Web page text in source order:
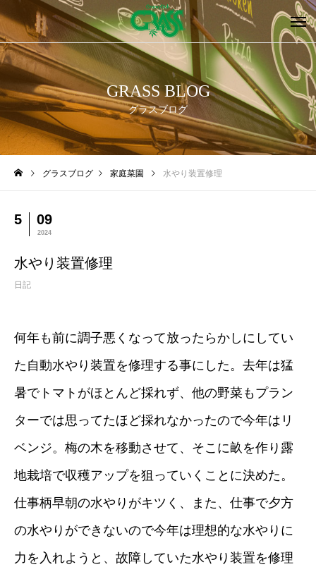
GRASS BLOG
グラスブログ
グラスブログ 家庭菜園 水やり装置修理
5 09
2024
水やり装置修理
日記
何年も前に調子悪くなって放ったらかしにしてい
た自動水やり装置を修理する事にした。去年は猛
暑でトマトがほとんど採れず、他の野菜もプラン
ターでは思ってたほど採れなかったので今年はリ
ベンジ。梅の木を移動させて、そこに畝を作り露
地栽培で収穫アップを狙っていくことに決めた。
仕事柄早朝の水やりがキツく、また、仕事で夕方
の水やりができないので今年は理想的な水やりに
力を入れようと、故障していた水やり装置を修理